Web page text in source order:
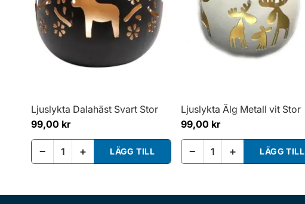
Ljuslykta Dalahäst Svart Stor
99,00 kr
− + LÄGG TILL
Ljuslykta Älg Metall vit Stor
99,00 kr
− + LÄGG TILL